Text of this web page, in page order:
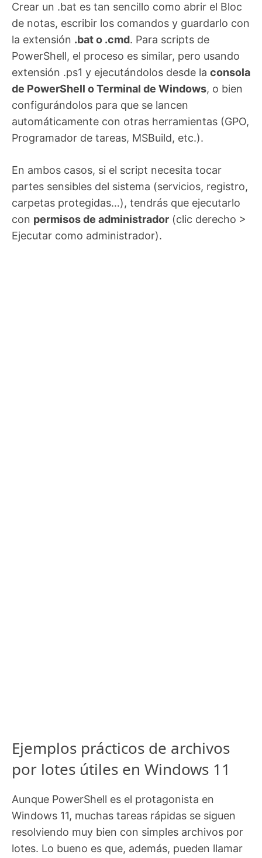
Crear un .bat es tan sencillo como abrir el Bloc
de notas, escribir los comandos y guardarlo con
la extensión .bat o .cmd. Para scripts de
PowerShell, el proceso es similar, pero usando
extensión .ps1 y ejecutándolos desde la consola
de PowerShell o Terminal de Windows, o bien
configurándolos para que se lancen
automáticamente con otras herramientas (GPO,
Programador de tareas, MSBuild, etc.).
En ambos casos, si el script necesita tocar
partes sensibles del sistema (servicios, registro,
carpetas protegidas…), tendrás que ejecutarlo
con permisos de administrador (clic derecho >
Ejecutar como administrador).
Ejemplos prácticos de archivos
por lotes útiles en Windows 11
Aunque PowerShell es el protagonista en
Windows 11, muchas tareas rápidas se siguen
resolviendo muy bien con simples archivos por
lotes. Lo bueno es que, además, pueden llamar